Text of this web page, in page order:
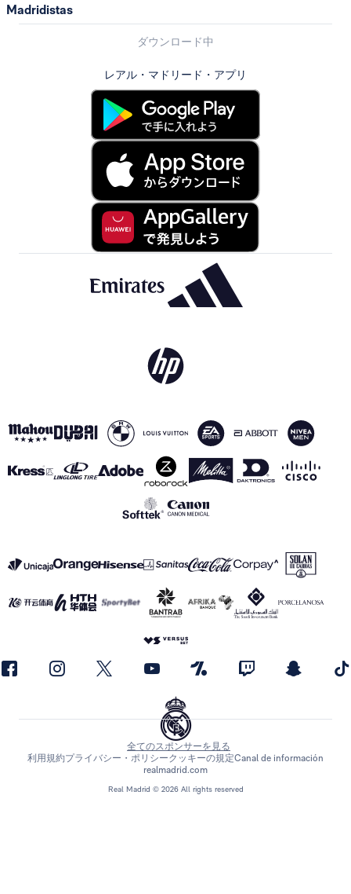
Madridistas
ダウンロード中
レアル・マドリード・アプリ
Real Madrid © 2026 All rights reserved
全てのスポンサーを見る
利用規約プライバシー・ポリシークッキーの規定Canal de información
realmadrid.com